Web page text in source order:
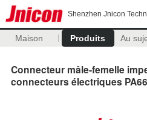
Shenzhen Jnicon
Maison Produits Au
Connecteur mâle-femelle
connecteurs électriques